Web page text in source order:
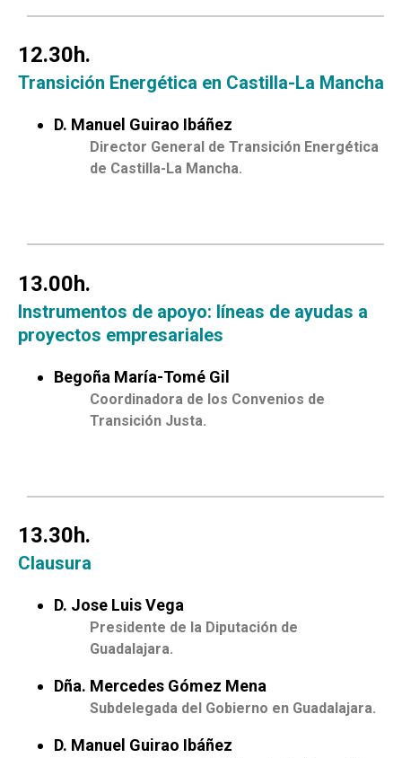
12.30h.
Transición Energética en Castilla-La Mancha
D. Manuel Guirao Ibáñez
Director General de Transición Energética
de Castilla-La Mancha.
13.00h.
Instrumentos de apoyo: líneas de ayudas a
proyectos empresariales
Begoña María-Tomé Gil
Coordinadora de los Convenios de
Transición Justa.
13.30h.
Clausura
D. Jose Luis Vega
Presidente de la Diputación de
Guadalajara.
Dña. Mercedes Gómez Mena
Subdelegada del Gobierno en Guadalajara.
D. Manuel Guirao Ibáñez